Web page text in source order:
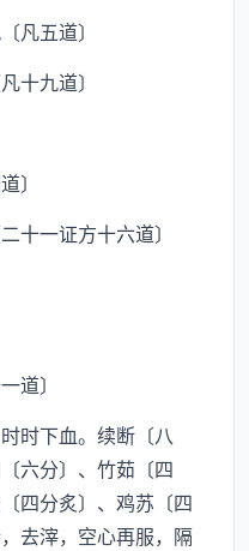
五道〕
九道〕
〕
一证方十六道〕
道〕
时下血。续断〔八
六分〕、竹茹〔四
四分炙〕、鸡苏〔四
去滓，空心再服，隔